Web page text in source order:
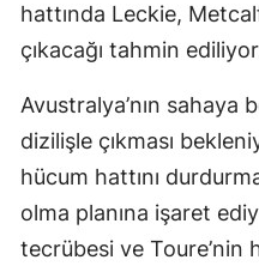
hattında Leckie,
çıkacağı tahmin
Avustralya’nın sahaya
dizilişle çıkması
hücum hattını
olma planına işaret
tecrübesi ve Toure’nin